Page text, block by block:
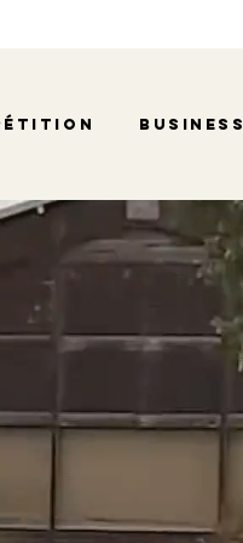
Business